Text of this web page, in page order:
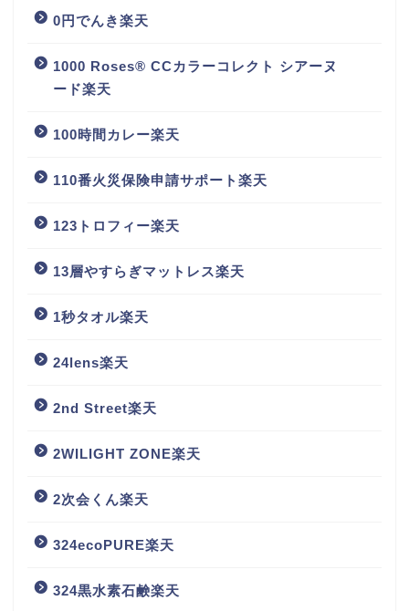
0円でんき楽天
1000 Roses® CCカラーコレクト シアーヌ
ード楽天
100時間カレー楽天
110番火災保険申請サポート楽天
123トロフィー楽天
13層やすらぎマットレス楽天
1秒タオル楽天
24lens楽天
2nd Street楽天
2WILIGHT ZONE楽天
2次会くん楽天
324ecoPURE楽天
324黒水素石鹸楽天